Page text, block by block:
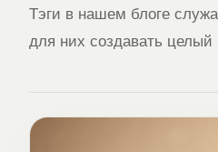
Тэги в нашем блоге
для них создавать целый